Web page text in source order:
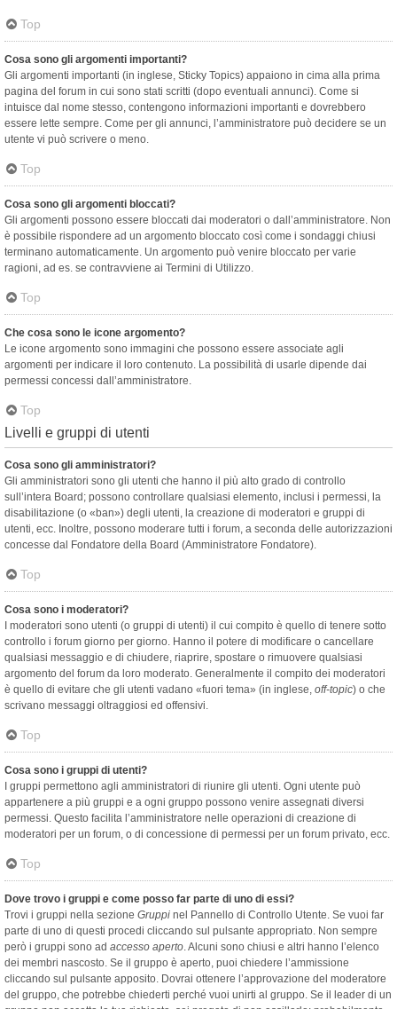
Top
Cosa sono gli argomenti importanti?
Gli argomenti importanti (in inglese, Sticky Topics) appaiono in cima alla prima
pagina del forum in cui sono stati scritti (dopo eventuali annunci). Come si
intuisce dal nome stesso, contengono informazioni importanti e dovrebbero
essere lette sempre. Come per gli annunci, l’amministratore può decidere se un
utente vi può scrivere o meno.
Top
Cosa sono gli argomenti bloccati?
Gli argomenti possono essere bloccati dai moderatori o dall’amministratore. Non
è possibile rispondere ad un argomento bloccato così come i sondaggi chiusi
terminano automaticamente. Un argomento può venire bloccato per varie
ragioni, ad es. se contravviene ai Termini di Utilizzo.
Top
Che cosa sono le icone argomento?
Le icone argomento sono immagini che possono essere associate agli
argomenti per indicare il loro contenuto. La possibilità di usarle dipende dai
permessi concessi dall’amministratore.
Top
Livelli e gruppi di utenti
Cosa sono gli amministratori?
Gli amministratori sono gli utenti che hanno il più alto grado di controllo
sull’intera Board; possono controllare qualsiasi elemento, inclusi i permessi, la
disabilitazione (o «ban») degli utenti, la creazione di moderatori e gruppi di
utenti, ecc. Inoltre, possono moderare tutti i forum, a seconda delle autorizzazioni
concesse dal Fondatore della Board (Amministratore Fondatore).
Top
Cosa sono i moderatori?
I moderatori sono utenti (o gruppi di utenti) il cui compito è quello di tenere sotto
controllo i forum giorno per giorno. Hanno il potere di modificare o cancellare
qualsiasi messaggio e di chiudere, riaprire, spostare o rimuovere qualsiasi
argomento del forum da loro moderato. Generalmente il compito dei moderatori
è quello di evitare che gli utenti vadano «fuori tema» (in inglese, off-topic) o che
scrivano messaggi oltraggiosi ed offensivi.
Top
Cosa sono i gruppi di utenti?
I gruppi permettono agli amministratori di riunire gli utenti. Ogni utente può
appartenere a più gruppi e a ogni gruppo possono venire assegnati diversi
permessi. Questo facilita l’amministratore nelle operazioni di creazione di
moderatori per un forum, o di concessione di permessi per un forum privato, ecc.
Top
Dove trovo i gruppi e come posso far parte di uno di essi?
Trovi i gruppi nella sezione Gruppi nel Pannello di Controllo Utente. Se vuoi far
parte di uno di questi procedi cliccando sul pulsante appropriato. Non sempre
però i gruppi sono ad accesso aperto. Alcuni sono chiusi e altri hanno l’elenco
dei membri nascosto. Se il gruppo è aperto, puoi chiedere l’ammissione
cliccando sul pulsante apposito. Dovrai ottenere l’approvazione del moderatore
del gruppo, che potrebbe chiederti perché vuoi unirti al gruppo. Se il leader di un